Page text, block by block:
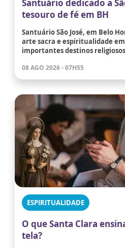
Santuário dedicado a
tesouro de fé em BH
Santuário São José, em Belo
arte sacra e espiritualidade
importantes destinos
08 AGO 2026 - 07H55
ESPIRITUALIDADE
O que Santa Clara
tela?